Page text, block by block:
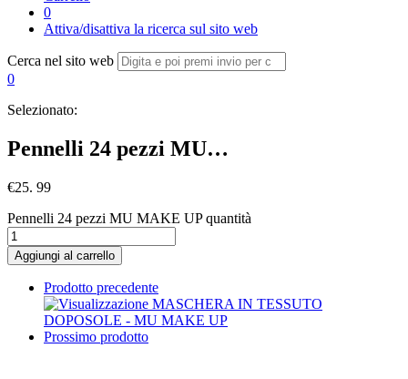
0
Attiva/disattiva la ricerca sul sito web
Cerca nel sito web
0
Selezionato:
Pennelli 24 pezzi MU…
€25. 99
Pennelli 24 pezzi MU MAKE UP quantità
Aggiungi al carrello
Prodotto precedente
Prossimo prodotto